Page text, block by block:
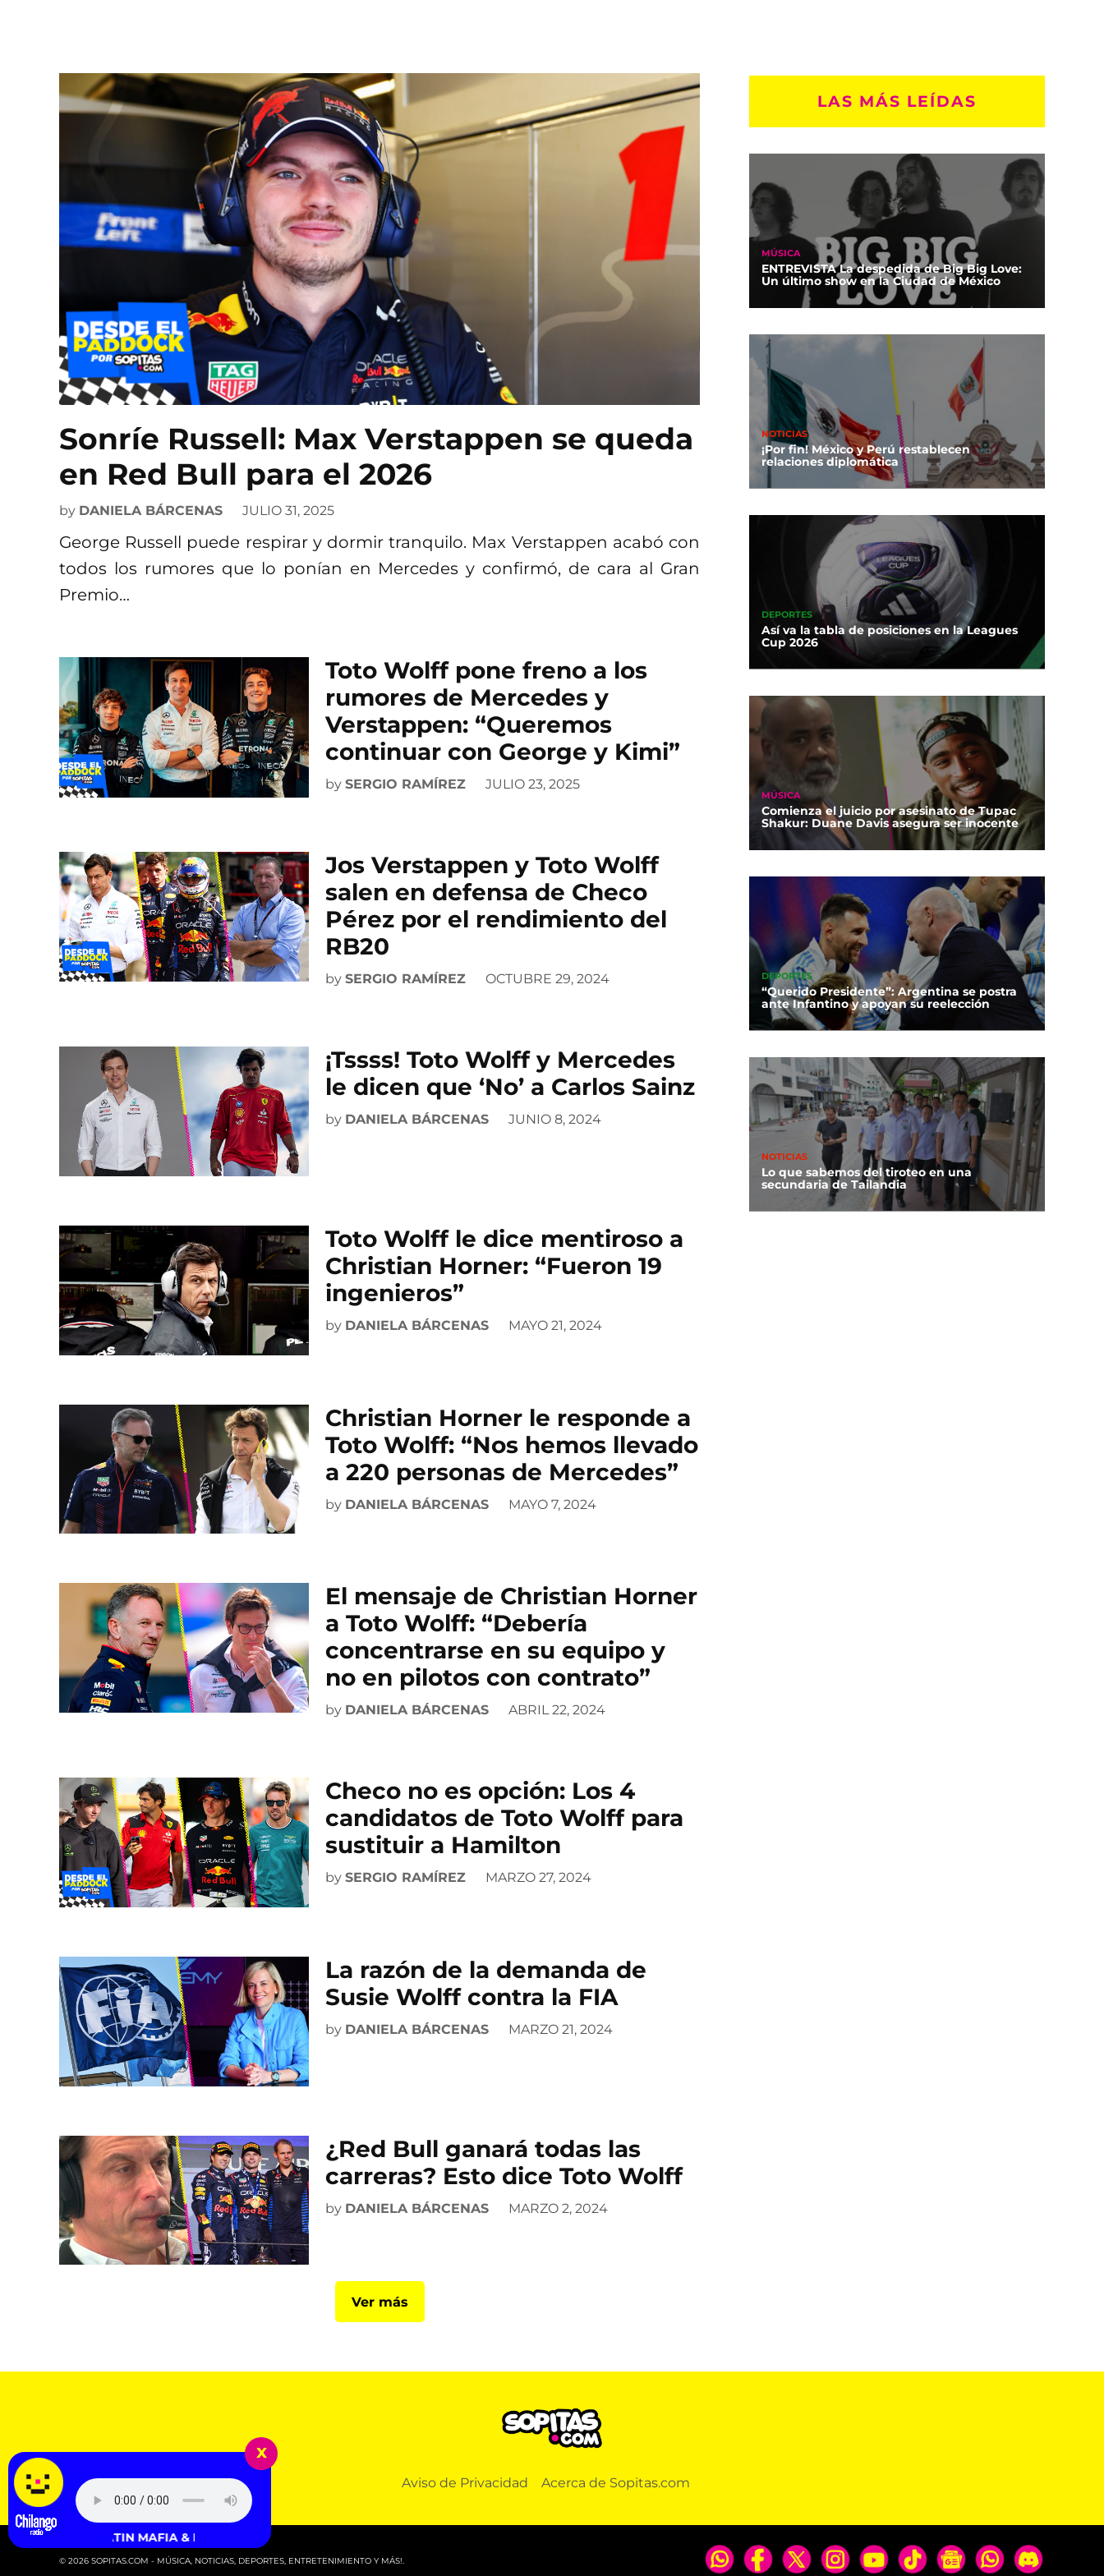
Sonríe Russell: Max Verstappen se queda
en Red Bull para el 2026
by DANIELA BÁRCENAS JULIO 31, 2025
George Russell puede respirar y dormir tranquilo. Max Verstappen acabó con
todos los rumores que lo ponían en Mercedes y confirmó, de cara al Gran
Premio…
Toto Wolff pone freno a los
rumores de Mercedes y
Verstappen: “Queremos
continuar con George y Kimi”
by SERGIO RAMÍREZ JULIO 23, 2025
Jos Verstappen y Toto Wolff
salen en defensa de Checo
Pérez por el rendimiento del
RB20
by SERGIO RAMÍREZ OCTUBRE 29, 2024
¡Tssss! Toto Wolff y Mercedes
le dicen que ‘No’ a Carlos Sainz
by DANIELA BÁRCENAS JUNIO 8, 2024
Toto Wolff le dice mentiroso a
Christian Horner: “Fueron 19
ingenieros”
by DANIELA BÁRCENAS MAYO 21, 2024
Christian Horner le responde a
Toto Wolff: “Nos hemos llevado
a 220 personas de Mercedes”
by DANIELA BÁRCENAS MAYO 7, 2024
El mensaje de Christian Horner
a Toto Wolff: “Debería
concentrarse en su equipo y
no en pilotos con contrato”
by DANIELA BÁRCENAS ABRIL 22, 2024
Checo no es opción: Los 4
candidatos de Toto Wolff para
sustituir a Hamilton
by SERGIO RAMÍREZ MARZO 27, 2024
La razón de la demanda de
Susie Wolff contra la FIA
by DANIELA BÁRCENAS MARZO 21, 2024
¿Red Bull ganará todas las
carreras? Esto dice Toto Wolff
by DANIELA BÁRCENAS MARZO 2, 2024
Ver más
LAS MÁS LEÍDAS
MÚSICA
ENTREVISTA La despedida de Big Big Love:
Un último show en la Ciudad de México
NOTICIAS
¡Por fin! México y Perú restablecen
relaciones diplomática
DEPORTES
Así va la tabla de posiciones en la Leagues
Cup 2026
MÚSICA
Comienza el juicio por asesinato de Tupac
Shakur: Duane Davis asegura ser inocente
DEPORTES
“Querido Presidente”: Argentina se postra
ante Infantino y apoyan su reelección
NOTICIAS
Lo que sabemos del tiroteo en una
secundaria de Tailandia
Aviso de Privacidad Acerca de Sopitas.com
© 2026 SOPITAS.COM - MÚSICA, NOTICIAS, DEPORTES, ENTRETENIMIENTO Y MÁS!.
x
LATIN MAFIA & Fred again.. - Te Estoy Correteando